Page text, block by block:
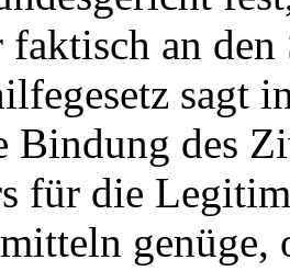
an den
sagt
Bindung des
für die